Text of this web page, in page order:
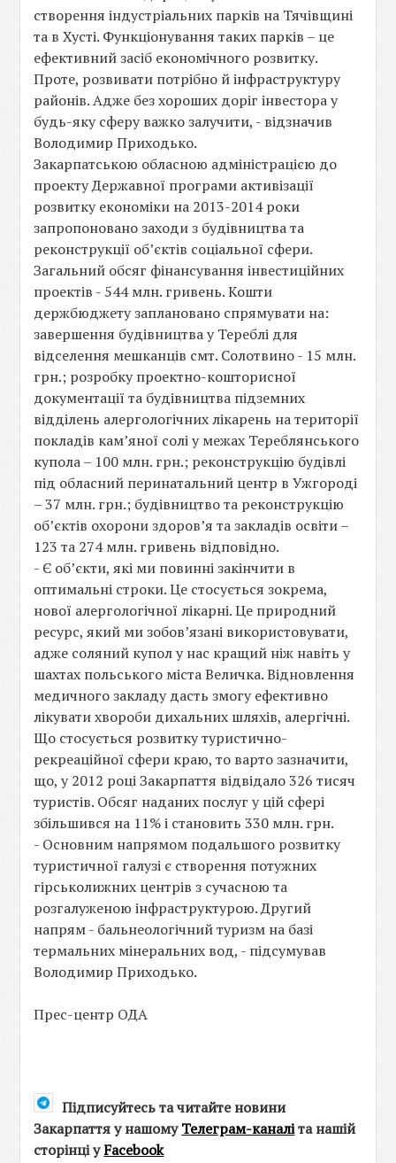
створення індустріальних парків на Тячівщині
та в Хусті. Функціонування таких парків – це
ефективний засіб економічного розвитку.
Проте, розвивати потрібно й інфраструктуру
районів. Адже без хороших доріг інвестора у
будь-яку сферу важко залучити, - відзначив
Володимир Приходько.
Закарпатською обласною адміністрацією до
проекту Державної програми активізації
розвитку економіки на 2013-2014 роки
запропоновано заходи з будівництва та
реконструкції об’єктів соціальної сфери.
Загальний обсяг фінансування інвестиційних
проектів - 544 млн. гривень. Кошти
держбюджету заплановано спрямувати на:
завершення будівництва у Тереблі для
відселення мешканців смт. Солотвино - 15 млн.
грн.; розробку проектно-кошторисної
документації та будівництва підземних
відділень алергологічних лікарень на території
покладів кам’яної солі у межах Тереблянського
купола – 100 млн. грн.; реконструкцію будівлі
під обласний перинатальний центр в Ужгороді
– 37 млн. грн.; будівництво та реконструкцію
об’єктів охорони здоров’я та закладів освіти –
123 та 274 млн. гривень відповідно.
- Є об’єкти, які ми повинні закінчити в
оптимальні строки. Це стосується зокрема,
нової алергологічної лікарні. Це природний
ресурс, який ми зобов’язані використовувати,
адже соляний купол у нас кращий ніж навіть у
шахтах польського міста Величка. Відновлення
медичного закладу дасть змогу ефективно
лікувати хвороби дихальних шляхів, алергічні.
Що стосується розвитку туристично-
рекреаційної сфери краю, то варто зазначити,
що, у 2012 році Закарпаття відвідало 326 тисяч
туристів. Обсяг наданих послуг у цій сфері
збільшився на 11% і становить 330 млн. грн.
- Основним напрямом подальшого розвитку
туристичної галузі є створення потужних
гірськолижних центрів з сучасною та
розгалуженою інфраструктурою. Другий
напрям - бальнеологічний туризм на базі
термальних мінеральних вод, - підсумував
Володимир Приходько.
Прес-центр ОДА
Підписуйтесь та читайте новини
Закарпаття у нашомуТелеграм-каналіта нашій
сторінці уFacebook